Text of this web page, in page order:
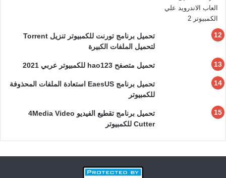
تحميل برنامج تورنت للكمبيوتر تنزيل Torrent
لتحميل الملفات الكبيرة
تحميل متصفح hao123 للكمبيوتر عربي 2021
تحميل برنامج EaesUS استعادة الملفات المحذوفة
للكمبيوتر
تحميل برنامج تقطيع الفيديو 4Media Video
Cutter للكمبيوتر